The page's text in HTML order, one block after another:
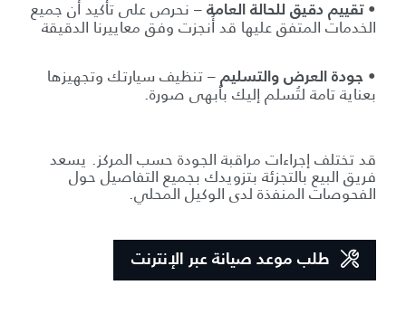
•تقييم دقيق للحالة العامة – نحرص على تأكيد أن جميع
الخدمات المتفق عليها قد أُنجزت وفق معاييرنا الدقيقة
• جودة العرض والتسليم – تنظيف سيارتك وتجهيزها
بعناية تامة لتُسلم إليك بأبهى صورة.
قد تختلف إجراءات مراقبة الجودة حسب المركز. يسعد
فريق البيع بالتجزئة بتزويدك بجميع التفاصيل حول
الفحوصات المنفذة لدى الوكيل المحلي.
طلب موعد صيانة عبر الإنترنت